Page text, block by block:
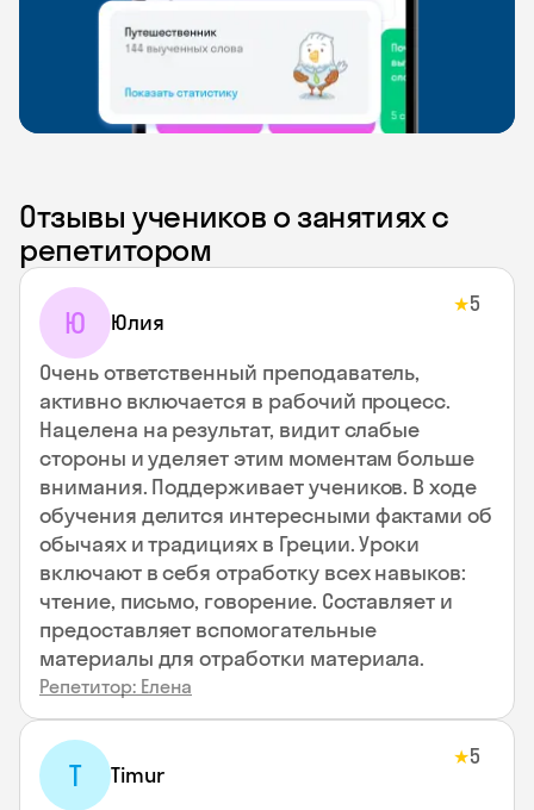
Отзывы учеников о занятиях с
репетитором
Ю Юлия
★5
Очень ответственный преподаватель,
активно включается в рабочий процесс.
Нацелена на результат, видит слабые
стороны и уделяет этим моментам больше
внимания. Поддерживает учеников. В ходе
обучения делится интересными фактами об
обычаях и традициях в Греции. Уроки
включают в себя отработку всех навыков:
чтение, письмо, говорение. Составляет и
предоставляет вспомогательные
материалы для отработки материала.
Репетитор: Елена
T Timur
★5